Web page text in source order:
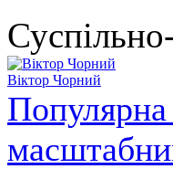
Віктор Чорний
Популярна